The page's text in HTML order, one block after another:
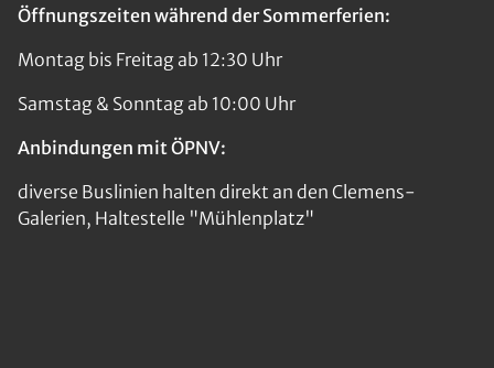
Öffnungszeiten während der Sommerferien:
Montag bis Freitag ab 12:30 Uhr
Samstag & Sonntag ab 10:00 Uhr
Anbindungen mit ÖPNV:
diverse Buslinien halten direkt an den Clemens-
Galerien, Haltestelle "Mühlenplatz"